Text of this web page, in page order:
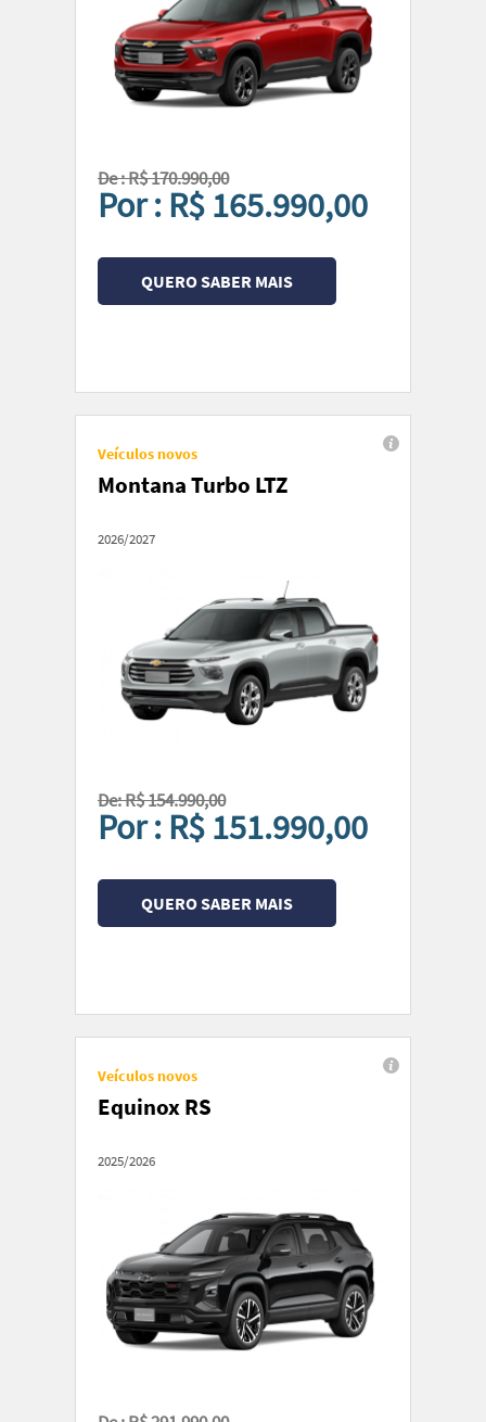
De : R$ 170.990,00
Por : R$ 165.990,00
QUERO SABER MAIS
Veículos novos
Montana Turbo LTZ
2026/2027
De: R$ 154.990,00
Por : R$ 151.990,00
QUERO SABER MAIS
Veículos novos
Equinox RS
2025/2026